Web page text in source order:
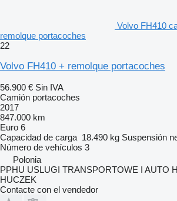
Volvo FH410
remolque portacoches
22
Volvo FH410 + remolque portacoches
56.900 € Sin IVA
Camión portacoches
2017
847.000 km
Euro 6
Capacidad de carga 18.490 kg Suspensión
Número de vehículos 3
Polonia
PPHU USLUGI TRANSPORTOWE I AUTO
HUCZEK
Contacte con el vendedor